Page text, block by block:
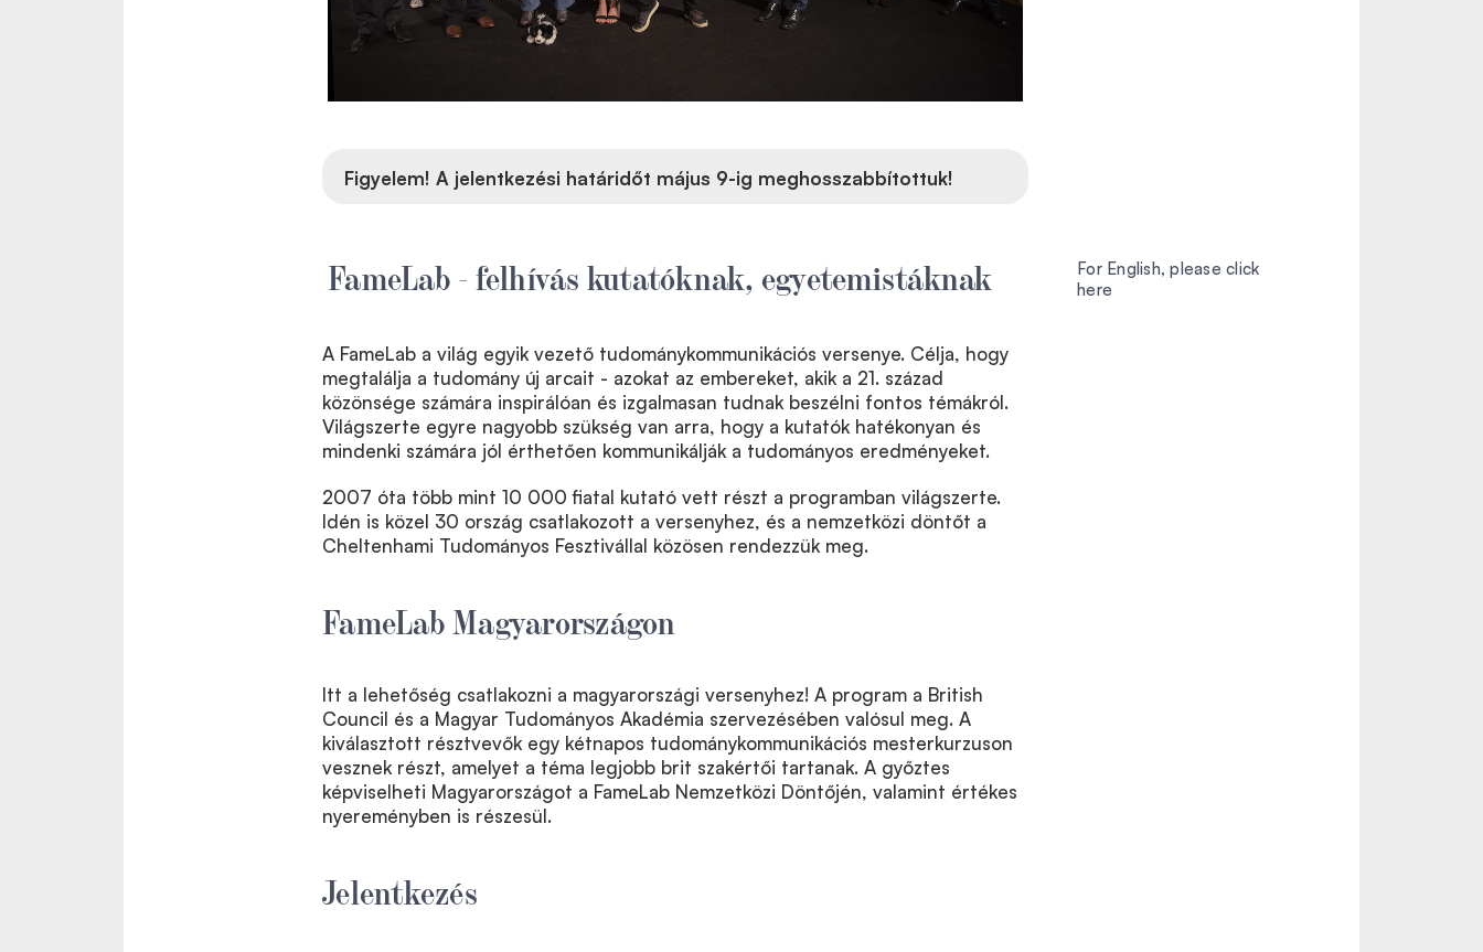
Figyelem! A jelentkezési határidőt május 9-ig meghosszabbítottuk!
FameLab - felhívás kutatóknak, egyetemistáknak
For English, please click
here
A FameLab a világ egyik vezető tudománykommunikációs versenye. Célja, hogy
megtalálja a tudomány új arcait - azokat az embereket, akik a 21. század
közönsége számára inspirálóan és izgalmasan tudnak beszélni fontos témákról.
Világszerte egyre nagyobb szükség van arra, hogy a kutatók hatékonyan és
mindenki számára jól érthetően kommunikálják a tudományos eredményeket.
2007 óta több mint 10 000 fiatal kutató vett részt a programban világszerte.
Idén is közel 30 ország csatlakozott a versenyhez, és a nemzetközi döntőt a
Cheltenhami Tudományos Fesztivállal közösen rendezzük meg.
FameLab Magyarországon
Itt a lehetőség csatlakozni a magyarországi versenyhez! A program a British
Council és a Magyar Tudományos Akadémia szervezésében valósul meg. A
kiválasztott résztvevők egy kétnapos tudománykommunikációs mesterkurzuson
vesznek részt, amelyet a téma legjobb brit szakértői tartanak. A győztes
képviselheti Magyarországot a FameLab Nemzetközi Döntőjén, valamint értékes
nyereményben is részesül.
Jelentkezés